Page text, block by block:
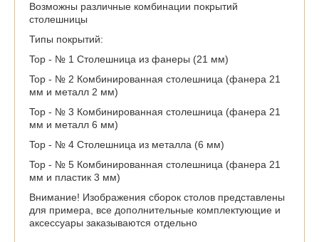
Возможны различные комбинации покрытий
столешницы
Типы покрытий:
Top - № 1 Столешница из фанеры (21 мм)
Top - № 2 Комбинированная столешница (фанера 21
мм и металл 2 мм)
Top - № 3 Комбинированная столешница (фанера 21
мм и металл 6 мм)
Top - № 4 Столешница из металла (6 мм)
Top - № 5 Комбинированная столешница (фанера 21
мм и пластик 3 мм)
Внимание! Изображения сборок столов представлены
для примера, все дополнительные комплектующие и
аксессуары заказываются отдельно